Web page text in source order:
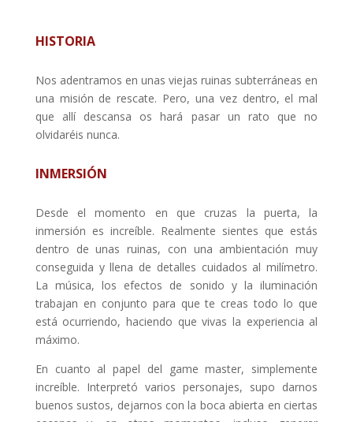
HISTORIA
Nos adentramos en unas viejas ruinas subterráneas en
una misión de rescate. Pero, una vez dentro, el mal
que allí descansa os hará pasar un rato que no
olvidaréis nunca.
INMERSIÓN
Desde el momento en que cruzas la puerta, la
inmersión es increíble. Realmente sientes que estás
dentro de unas ruinas, con una ambientación muy
conseguida y llena de detalles cuidados al milímetro.
La música, los efectos de sonido y la iluminación
trabajan en conjunto para que te creas todo lo que
está ocurriendo, haciendo que vivas la experiencia al
máximo.
En cuanto al papel del game master, simplemente
increíble. Interpretó varios personajes, supo darnos
buenos sustos, dejarnos con la boca abierta en ciertas